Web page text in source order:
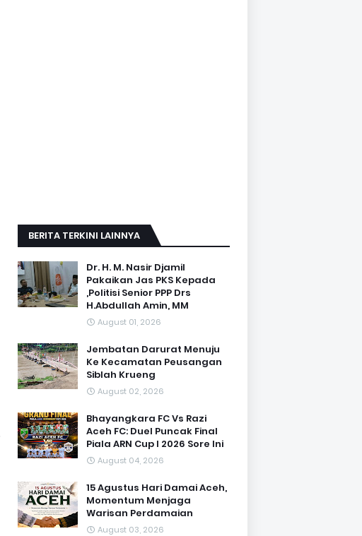
BERITA TERKINI LAINNYA
Dr. H. M. Nasir Djamil
Pakaikan Jas PKS Kepada
,Politisi Senior PPP Drs
H.Abdullah Amin, MM
August 01, 2026
Jembatan Darurat Menuju
Ke Kecamatan Peusangan
Siblah Krueng
August 02, 2026
Bhayangkara FC Vs Razi
Aceh FC: Duel Puncak Final
Piala ARN Cup I 2026 Sore Ini
August 04, 2026
15 Agustus Hari Damai Aceh,
Momentum Menjaga
Warisan Perdamaian
August 03, 2026